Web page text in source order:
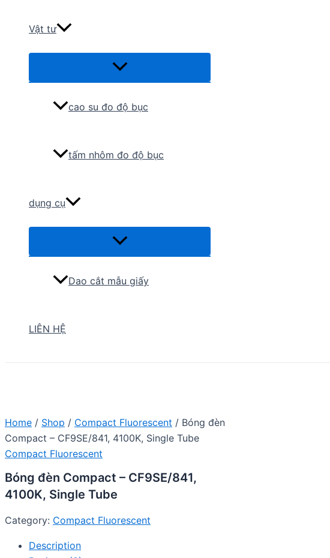
Vật tư
Menu
cao su đo độ bục
tấm nhôm đo độ bục
dụng cụ
Menu
Dao cắt mẫu giấy
LIÊN HỆ
Home / Shop / Compact Fluorescent / Bóng đèn
Compact – CF9SE/841, 4100K, Single Tube
Compact Fluorescent
Bóng đèn Compact – CF9SE/841,
4100K, Single Tube
Category: Compact Fluorescent
Description